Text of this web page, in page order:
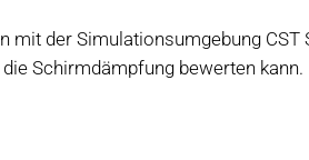
der Simulationsumgebung CST
Schirmdämpfung bewerten kann.